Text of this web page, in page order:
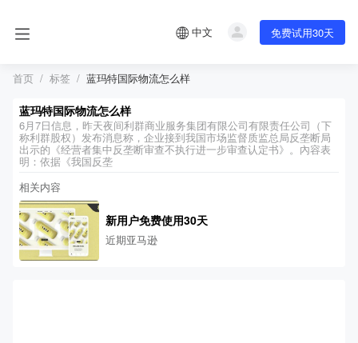
中文 免费试用30天
首页 标签 蓝玛特国际物流怎么样
蓝玛特国际物流怎么样
6月7日信息，昨天夜间利群商业服务集团有限公司有限责任公司（下
称利群股权）发布消息称，企业接到我国市场监督质监总局反垄断局
出示的《经营者集中反垄断审查不执行进一步审查认定书》。內容表
明：依据《我国反垄
相关内容
新用户免费使用30天
近期亚马逊